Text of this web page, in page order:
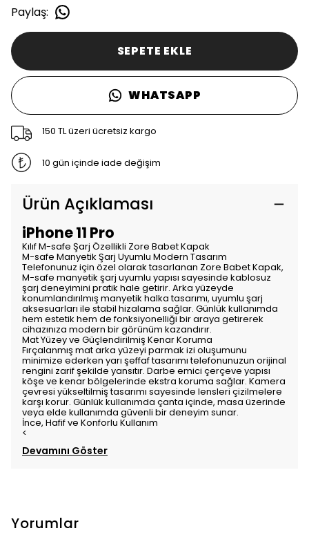
Paylaş:
SEPETE EKLE
WHATSAPP
150 TL üzeri ücretsiz kargo
10 gün içinde iade değişim
Ürün Açıklaması
iPhone 11 Pro
Kılıf M-safe Şarj Özellikli Zore Babet Kapak
M-safe Manyetik Şarj Uyumlu Modern Tasarım
Telefonunuz için özel olarak tasarlanan Zore Babet Kapak,
M-safe manyetik şarj uyumlu yapısı sayesinde kablosuz
şarj deneyimini pratik hale getirir. Arka yüzeyde
konumlandırılmış manyetik halka tasarımı, uyumlu şarj
aksesuarları ile stabil hizalama sağlar. Günlük kullanımda
hem estetik hem de fonksiyonelliği bir araya getirerek
cihazınıza modern bir görünüm kazandırır.
Mat Yüzey ve Güçlendirilmiş Kenar Koruma
Fırçalanmış mat arka yüzeyi parmak izi oluşumunu
minimize ederken yarı şeffaf tasarımı telefonunuzun orijinal
rengini zarif şekilde yansıtır. Darbe emici çerçeve yapısı
köşe ve kenar bölgelerinde ekstra koruma sağlar. Kamera
çevresi yükseltilmiş tasarımı sayesinde lensleri çizilmelere
karşı korur. Günlük kullanımda çanta içinde, masa üzerinde
veya elde kullanımda güvenli bir deneyim sunar.
İnce, Hafif ve Konforlu Kullanım
<
Devamını Göster
Yorumlar